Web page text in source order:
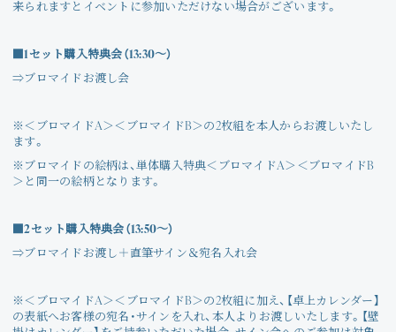
来られますとイベントに参加いただけない場合がございます。
■1セット購入特典会（13:30～）
⇒ブロマイドお渡し会
※＜ブロマイドA＞＜ブロマイドB＞の2枚組を本人からお渡しいたし
ます。
※ブロマイドの絵柄は、単体購入特典＜ブロマイドA＞＜ブロマイドB
＞と同一の絵柄となります。
■2セット購入特典会（13:50～）
⇒ブロマイドお渡し＋直筆サイン＆宛名入れ会
※＜ブロマイドA＞＜ブロマイドB＞の2枚組に加え、【卓上カレンダー】
の表紙へお客様の宛名・サインを入れ、本人よりお渡しいたします。【壁